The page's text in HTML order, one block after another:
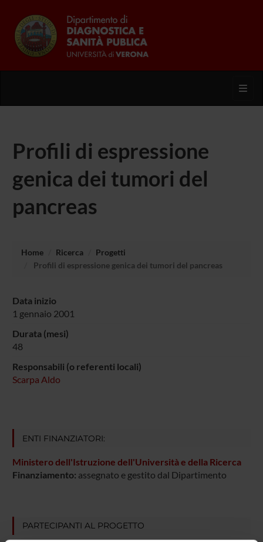
Profili di espressione
genica dei tumori del
pancreas
Home Ricerca
Progetti
Profili di espressione genica dei tumori del pancreas
Data inizio
1 gennaio 2001
Durata (mesi)
48
Responsabili (o referenti locali)
Scarpa Aldo
ENTI FINANZIATORI:
Ministero dell'Istruzione dell'Università e della Ricerca
Finanziamento: assegnato e gestito dal Dipartimento
PARTECIPANTI AL PROGETTO